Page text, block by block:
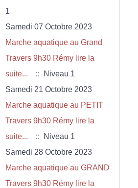
1
Samedi 07 Octobre 2023
Marche aquatique au Grand
Travers 9h30 Rémy lire la
suite...
:: Niveau 1
Samedi 21 Octobre 2023
Marche aquatique au PETIT
Travers 9h30 Rémy lire la
suite...
:: Niveau 1
Samedi 28 Octobre 2023
Marche aquatique au GRAND
Travers 9h30 Rémy lire la